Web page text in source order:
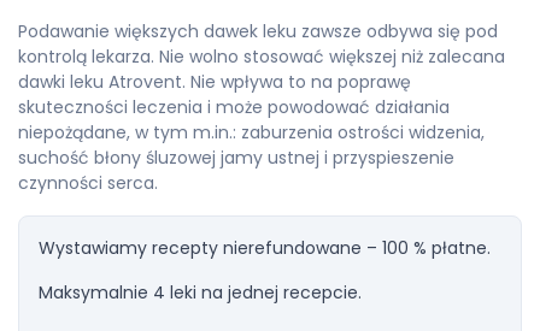
Podawanie większych dawek leku zawsze odbywa się pod
kontrolą lekarza. Nie wolno stosować większej niż zalecana
dawki leku Atrovent. Nie wpływa to na poprawę
skuteczności leczenia i może powodować działania
niepożądane, w tym m.in.: zaburzenia ostrości widzenia,
suchość błony śluzowej jamy ustnej i przyspieszenie
czynności serca.
Wystawiamy recepty nierefundowane – 100 % płatne.
Maksymalnie 4 leki na jednej recepcie.